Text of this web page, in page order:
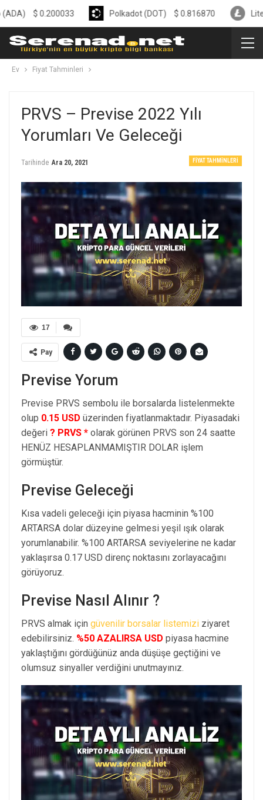
Ev Fiyat Tahminleri
PRVS – Previse 2022 Yılı
Yorumları Ve Geleceği
FIYAT TAHMINLERI
Tarihinde Ara 20, 2021
17
Pay
Previse Yorum
Previse PRVS sembolu ile borsalarda listelenmekte
olup 0.15 USD üzerinden fiyatlanmaktadır. Piyasadaki
değeri ? PRVS * olarak görünen PRVS son 24 saatte
HENÜZ HESAPLANMAMIŞTIR DOLAR işlem
görmüştür.
Previse Geleceği
Kısa vadeli geleceği için piyasa hacminin %100
ARTARSA dolar düzeyine gelmesi yeşil ışık olarak
yorumlanabilir. %100 ARTARSA seviyelerine ne kadar
yaklaşırsa 0.17 USD direnç noktasını zorlayacağını
görüyoruz.
Previse Nasıl Alınır ?
PRVS almak için güvenilir borsalar listemizi ziyaret
edebilirsiniz. %50 AZALIRSA USD piyasa hacmine
yaklaştığını gördüğünüz anda düşüşe geçtiğini ve
olumsuz sinyaller verdiğini unutmayınız.
$ 0.200033 Polkadot (DOT) $0.816870 Litecoin